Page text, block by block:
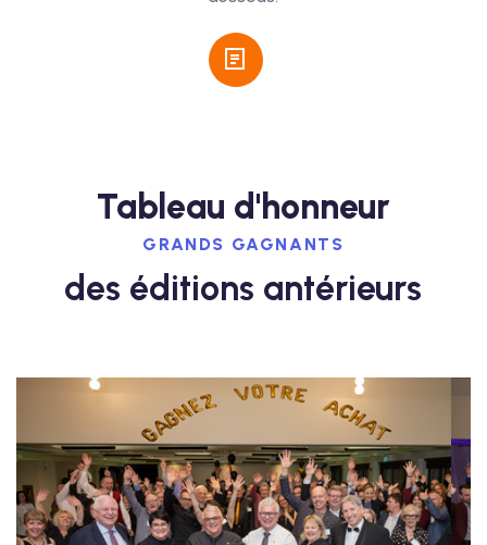
Tableau d'honneur
GRANDS GAGNANTS
des éditions antérieurs